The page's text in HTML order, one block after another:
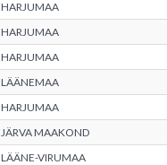
HARJUMAA
HARJUMAA
HARJUMAA
LÄÄNEMAA
HARJUMAA
JÄRVA MAAKOND
LÄÄNE-VIRUMAA